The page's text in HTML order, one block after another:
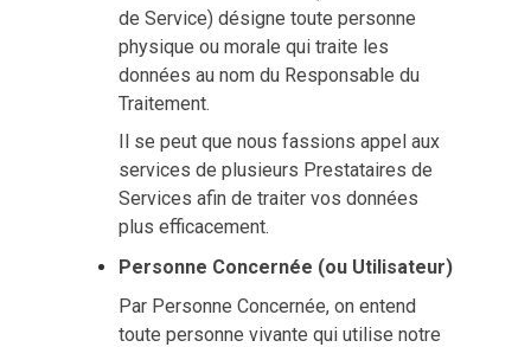
de Service) désigne toute personne
physique ou morale qui traite les
données au nom du Responsable du
Traitement.
Il se peut que nous fassions appel aux
services de plusieurs Prestataires de
Services afin de traiter vos données
plus efficacement.
Personne Concernée (ou Utilisateur)
Par Personne Concernée, on entend
toute personne vivante qui utilise notre